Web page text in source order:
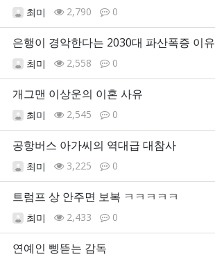
최미 2,790 0
은행이 경악한다는 2030대 파산폭증 이유
최미 2,558 0
개그맨 이상운의 이혼 사유
최미 2,545 0
공항버스 아가씨의 역대급 대참사
최미 3,225 0
트럼프 상 안주면 보복 ㅋㅋㅋㅋㅋ
최미 2,433 0
연예인 삥뜯는 감독